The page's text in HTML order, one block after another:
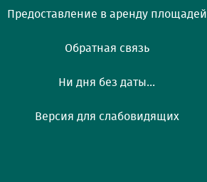
Предоставление в аренду площадей
Обратная связь
Ни дня без даты...
Версия для слабовидящих